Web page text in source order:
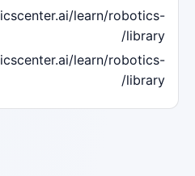
learn/robotics-
library/
learn/robotics-
library/